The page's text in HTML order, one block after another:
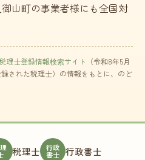
山町の事業者様にも全国対
理士登録情報検索サイト （令和8年5月
された税理士）の情報をもとに、のど
税理士 行政
書士 行政書士